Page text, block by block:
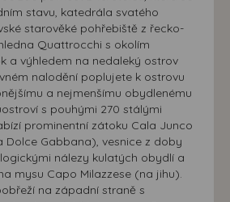
stavu, katedrála svatého
starověké pohřebiště z řecko-
Quattrocchi s okolím
a výhledem na nedaleký ostrov
nalodění poplujete k ostrovu
a nejmenšímu obydlenému
s pouhými 270 stálými
prominentní zátoku Cala Junco
Dolce Gabbana), vesnice z doby
nálezy kulatých obydlí a
mysu Capo Milazzese (na jihu).
na západní straně s